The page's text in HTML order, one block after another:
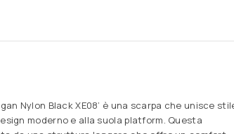
Nylon Black XE08’ è una scarpa che unisce
moderno e alla suola platform. Questa